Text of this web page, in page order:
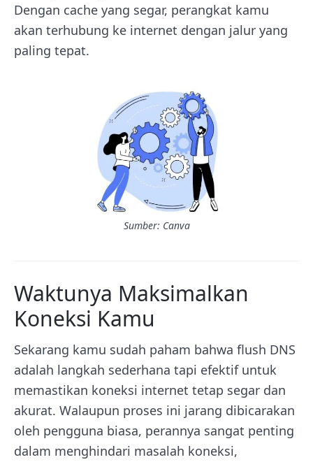
Dengan cache yang segar, perangkat kamu
akan terhubung ke internet dengan jalur yang
paling tepat.
Sumber: Canva
Waktunya Maksimalkan
Koneksi Kamu
Sekarang kamu sudah paham bahwa flush DNS
adalah langkah sederhana tapi efektif untuk
memastikan koneksi internet tetap segar dan
akurat. Walaupun proses ini jarang dibicarakan
oleh pengguna biasa, perannya sangat penting
dalam menghindari masalah koneksi,